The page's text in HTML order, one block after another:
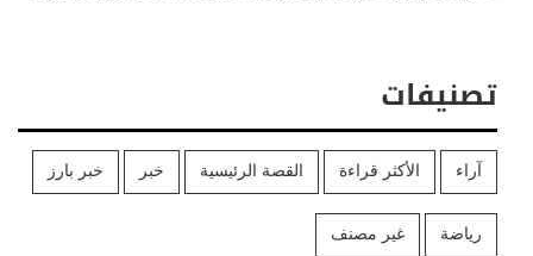
تصنيفات
آراء الأكثر قراءة القصة الرئيسية خبر خبر بارز
رياضة غير مصنف